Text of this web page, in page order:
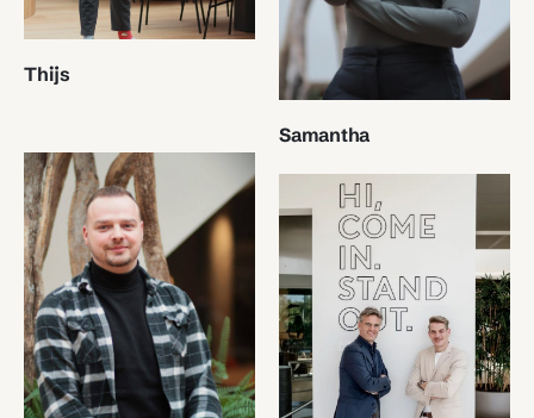
Thijs
Samantha